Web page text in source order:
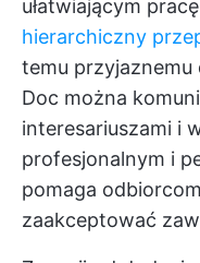
ułatwiającym
hierarchiczny
temu
Doc można
interesariuszami i
profesjonalnym i
pomaga
zaakceptować